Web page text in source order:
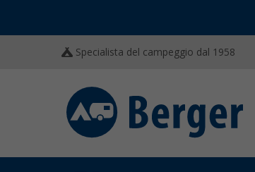
Specialista del campeggio dal 1958